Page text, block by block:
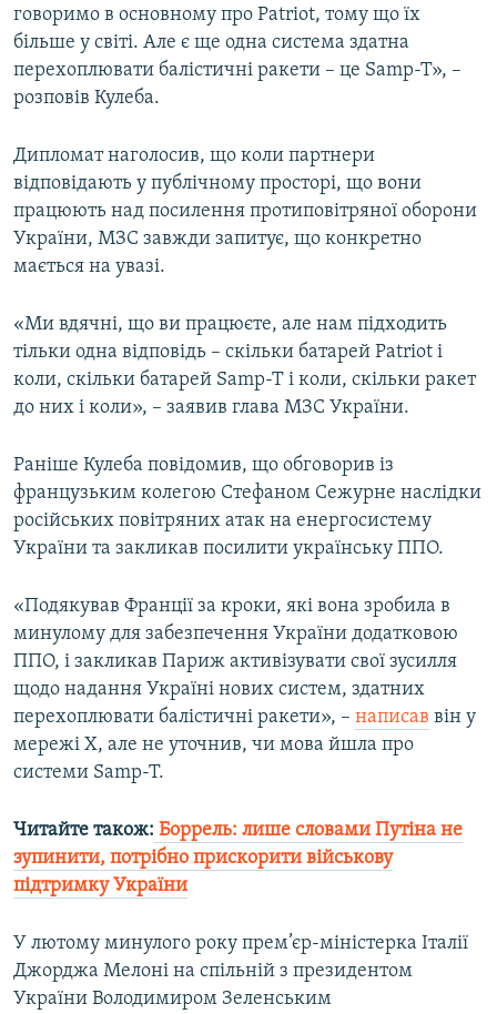
Усі сайти RFE/RL
говоримо в основному про Patriot, тому що їх
більше у світі. Але є ще одна система здатна
перехоплювати балістичні ракети – це Samp-T», –
розповів Кулеба.
Дипломат наголосив, що коли партнери
відповідають у публічному просторі, що вони
працюють над посилення протиповітряної оборони
України, МЗС завжди запитує, що конкретно
мається на увазі.
«Ми вдячні, що ви працюєте, але нам підходить
тільки одна відповідь – скільки батарей Patriot і
коли, скільки батарей Samp-T і коли, скільки ракет
до них і коли», – заявив глава МЗС України.
Раніше Кулеба повідомив, що обговорив із
французьким колегою Стефаном Сежурне наслідки
російських повітряних атак на енергосистему
України та закликав посилити українську ППО.
«Подякував Франції за кроки, які вона зробила в
минулому для забезпечення України додатковою
ППО, і закликав Париж активізувати свої зусилля
щодо надання Україні нових систем, здатних
перехоплювати балістичні ракети», – написав він у
мережі Х, але не уточнив, чи мова йшла про
системи Samp-T.
Читайте також: Боррель: лише словами Путіна не
зупинити, потрібно прискорити військову
підтримку України
У лютому минулого року прем’єр-міністерка Італії
Джорджа Мелоні на спільній з президентом
України Володимиром Зеленським